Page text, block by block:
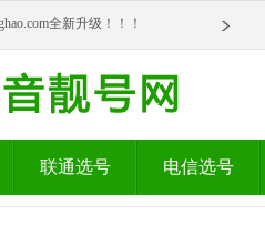
全新升级！！！
联通选号 电信选号